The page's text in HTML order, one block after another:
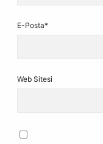
E-Posta*
Web Sitesi